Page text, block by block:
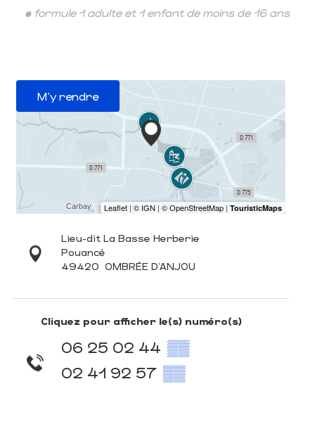
• formule 1 adulte et 1 enfant de moins de 16 ans
M'y rendre
Lieu-dit La Basse Herberie
Pouancé
49420 OMBRÉE D'ANJOU
Cliquez pour afficher le(s) numéro(s)
06 25 02 44 ▒▒
02 41 92 57 ▒▒